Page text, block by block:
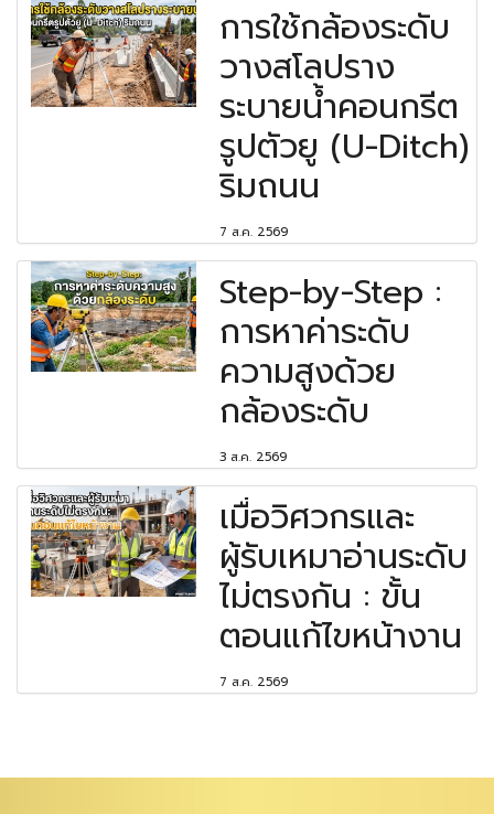
การใช้กล้องระดับ
วางสโลปราง
ระบายน้ำคอนกรีต
รูปตัวยู (U-Ditch)
ริมถนน
7 ส.ค. 2569
Step-by-Step :
การหาค่าระดับ
ความสูงด้วย
กล้องระดับ
3 ส.ค. 2569
เมื่อวิศวกรและ
ผู้รับเหมาอ่านระดับ
ไม่ตรงกัน : ขั้น
ตอนแก้ไขหน้างาน
7 ส.ค. 2569